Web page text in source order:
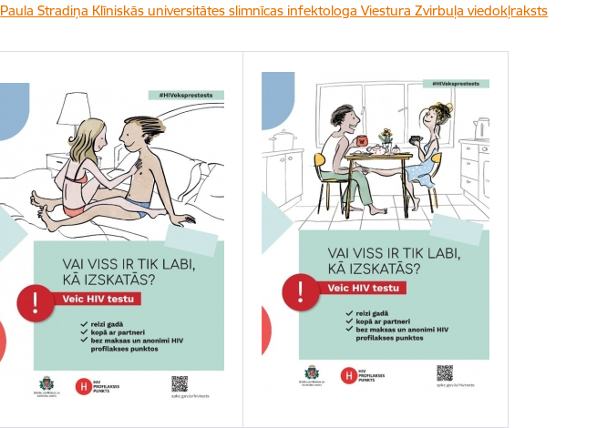
Paula Stradiņa Klīniskās universitātes slimnīcas infektologa Viestura Zvirbuļa viedokļraksts